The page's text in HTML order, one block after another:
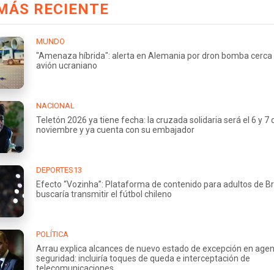
RECIENTE
MUNDO
"Amenaza híbrida": alerta en Alemania por dron bomba cerca
avión ucraniano
NACIONAL
Teletón 2026 ya tiene fecha: la cruzada solidaria será el 6 y 7
noviembre y ya cuenta con su embajador
DEPORTES13
Efecto “Vozinha”: Plataforma de contenido para adultos de
buscaría transmitir el fútbol chileno
POLÍTICA
Arrau explica alcances de nuevo estado de excepción en
seguridad: incluiría toques de queda e interceptación de